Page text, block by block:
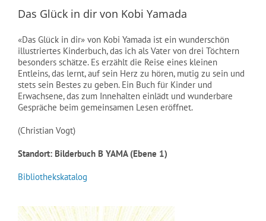
Das Glück in dir von Kobi Yamada
«Das Glück in dir» von Kobi Yamada ist ein wunderschön
illustriertes Kinderbuch, das ich als Vater von drei Töchtern
besonders schätze. Es erzählt die Reise eines kleinen
Entleins, das lernt, auf sein Herz zu hören, mutig zu sein und
stets sein Bestes zu geben. Ein Buch für Kinder und
Erwachsene, das zum Innehalten einlädt und wunderbare
Gespräche beim gemeinsamen Lesen eröffnet.
(Christian Vogt)
Standort: Bilderbuch B YAMA (Ebene 1)
Bibliothekskatalog